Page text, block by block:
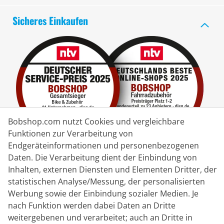
Kontakt
Livechat
Sicheres Einkaufen
Lieferpartner
Bobshop.com nutzt Cookies und vergleichbare
Funktionen zur Verarbeitung von
Endgeräteinformationen und personenbezogenen
Daten. Die Verarbeitung dient der Einbindung von
Inhalten, externen Diensten und Elementen Dritter, der
statistischen Analyse/Messung, der personalisierten
Werbung sowie der Einbindung sozialer Medien. Je
nach Funktion werden dabei Daten an Dritte
weitergebenen und verarbeitet; auch an Dritte in